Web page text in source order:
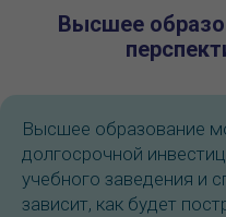
Высшее
Высшее образование
долгосрочной
учебного заведения и
зависит, как будет